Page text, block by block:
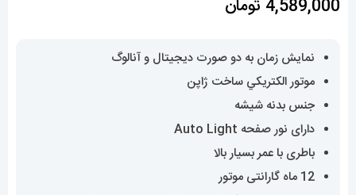
4,589,000 تومان
نمایش زمان به دو صورت دیجیتال و آنالوگ
موتور الکتريکي ساخت ژاپن
جنس بدنه شیشه
دارای نور صفحه Auto Light
باطری با عمر بسیار بالا
12 ماه گارانتی موتور